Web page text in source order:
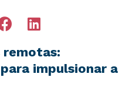
remotas:
impulsionar a